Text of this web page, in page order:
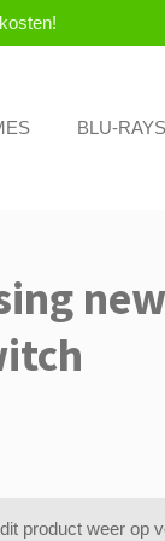
BLU-RAYS
product weer op